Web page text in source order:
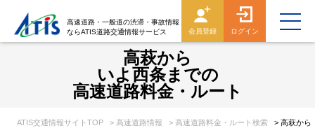
高速道路・一般道の渋滞・事故情報
ならATIS道路交通情報サービス
会員登録 ログイン
高萩から
いよ西条までの
高速道路料金・ルート
ATIS交通情報サイトTOP > 高速道路情報 > 高速道路料金・ルート検索 > 高萩から